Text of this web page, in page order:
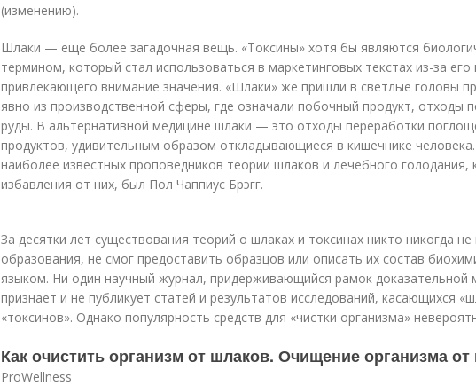
(изменению).
Шлаки — еще более загадочная вещь. «Токсины» хотя бы являются
термином, который стал использоваться в маркетинговых текстах из-за
привлекающего внимание значения. «Шлаки» же пришли в светлые головы
явно из производственной сферы, где означали побочный продукт, отходы
руды. В альтернативной медицине шлаки — это отходы переработки
продуктов, удивительным образом откладывающиеся в кишечнике
наиболее известных проповедников теории шлаков и лечебного голодания,
избавления от них, был Пол Чаппиус Брэгг.
За десятки лет существования теорий о шлаках и токсинах никто никогда не
образования, не смог предоставить образцов или описать их состав
языком. Ни один научный журнал, придерживающийся рамок доказательной
признает и не публикует статей и результатов исследований, касающихся
«токсинов». Однако популярность средств для «чистки организма»
Как очистить организм от шлаков. Очищение организма
ProWellness